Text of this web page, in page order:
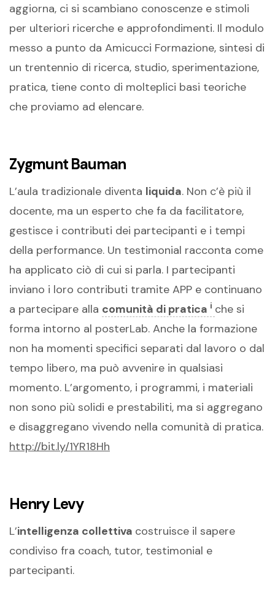
aggiorna, ci si scambiano conoscenze e stimoli
per ulteriori ricerche e approfondimenti. Il modulo
messo a punto da Amicucci Formazione, sintesi di
un trentennio di ricerca, studio, sperimentazione,
pratica, tiene conto di molteplici basi teoriche
che proviamo ad elencare.
Zygmunt Bauman
L’aula tradizionale diventa liquida. Non c’è più il
docente, ma un esperto che fa da facilitatore,
gestisce i contributi dei partecipanti e i tempi
della performance. Un testimonial racconta come
ha applicato ciò di cui si parla. I partecipanti
inviano i loro contributi tramite APP e continuano
a partecipare alla comunità di pratica i che si
forma intorno al posterLab. Anche la formazione
non ha momenti specifici separati dal lavoro o dal
tempo libero, ma può avvenire in qualsiasi
momento. L’argomento, i programmi, i materiali
non sono più solidi e prestabiliti, ma si aggregano
e disaggregano vivendo nella comunità di pratica.
http://bit.ly/1YR18Hh
Henry Levy
L’intelligenza collettiva costruisce il sapere
condiviso fra coach, tutor, testimonial e
partecipanti.